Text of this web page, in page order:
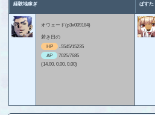
経験地稼ぎ ぱすた
オウェード(p3x009184)
若き日の
HP
-5545/15235
AP
7025/7685
(14.00, 0.00, 0.00)